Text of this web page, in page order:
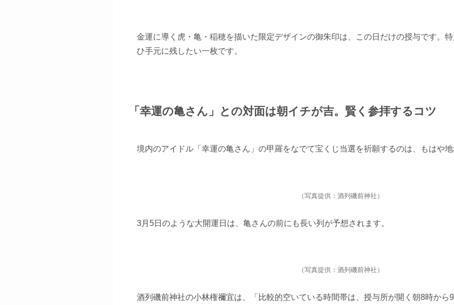
金運に導く虎・亀・稲穂を描いた限定デザインの御朱印は、この日だけの授与です。
ひ手元に残したい一枚です。
「幸運の亀さん」との対面は朝イチが吉。賢く参拝するコツ
境内のアイドル「幸運の亀さん」の甲羅をなでて宝くじ当選を祈願するのは、もはや
（写真提供：酒列磯前神社）
3月5日のような大開運日は、亀さんの前にも長い列が予想されます。
（写真提供：酒列磯前神社）
酒列磯前神社の小林権禰宜は、「比較的空いている時間帯は、授与所が開く朝8時から